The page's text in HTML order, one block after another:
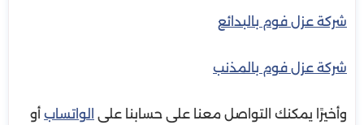
شركة عزل فوم بالبدائع
شركة عزل فوم بالمذنب
وأخيرًا يمكنك التواصل معنا على حسابنا على الواتساب أو